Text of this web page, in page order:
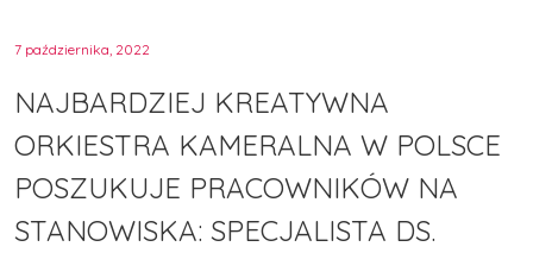
7 października, 2022
NAJBARDZIEJ KREATYWNA
ORKIESTRA KAMERALNA W POLSCE
POSZUKUJE PRACOWNIKÓW NA
STANOWISKA: SPECJALISTA DS.